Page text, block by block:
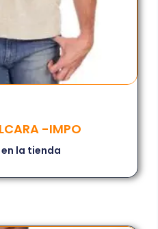
-IMPO
la tienda